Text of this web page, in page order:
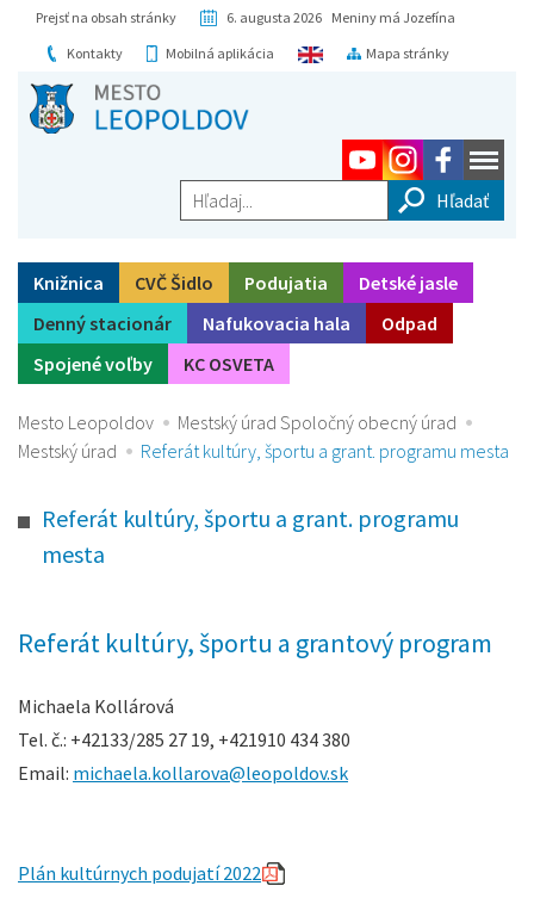
Prejsť na obsah stránky
6. augusta 2026 Meniny má Jozefína
Kontakty
Mobilná aplikácia Mapa stránky
Hľadaj...
Knižnica CVČ Šidlo Podujatia
Detské jasle
Denný stacionár
Nafukovacia hala
Odpad
Spojené voľby
KC OSVETA
Mesto Leopoldov
Mestský úrad Spoločný obecný úrad
Mestský úrad
Referát kultúry, športu a grant. programu mesta
Referát kultúry, športu a grant. programu
mesta
Referát kultúry, športu a grantový program
Michaela Kollárová
Tel. č.: +42133/285 27 19, +421910 434 380
Email: michaela.kollarova@leopoldov.sk
Plán kultúrnych podujatí 2022